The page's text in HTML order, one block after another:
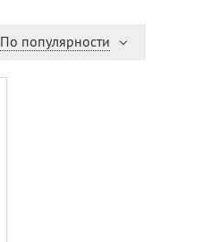
По популярности